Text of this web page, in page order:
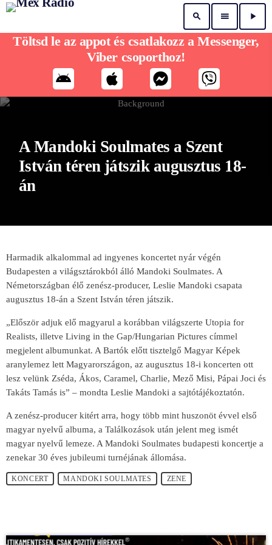
search menu play_arrow
A Mandoki Soulmates a Szent
István téren játszik augusztus 18-
án
Harmadik alkalommal ad ingyenes koncertet nyár végén
Budapesten a világsztárokból álló Mandoki Soulmates. A
Németországban élő zenész-producer, Leslie Mandoki csapata
augusztus 18-án a Szent István téren játszik.
„Először adjuk elő magyarul a korábban világszerte Utopia for
Realists, illetve Living in the Gap/Hungarian Pictures címmel
megjelent albumunkat. A Bartók előtt tisztelgő Magyar Képek
aranylemez lett Magyarországon, az augusztus 18-i koncerten ott
lesz velünk Zséda, Ákos, Caramel, Charlie, Mező Misi, Pápai Joci és
Takáts Tamás is” – mondta Leslie Mandoki a sajtótájékoztatón.
A zenész-producer kitért arra, hogy több mint huszonöt évvel első
magyar nyelvű albuma, a Találkozások után jelent meg ismét
magyar nyelvű lemeze. A Mandoki Soulmates budapesti koncertje a
zenekar 30 éves jubileumi turnéjának állomása.
KONCERT MANDOKI SOULMATES ZENE
Töltsd le az appot és csatlakozz a Messenger,
Viber csoporthoz!